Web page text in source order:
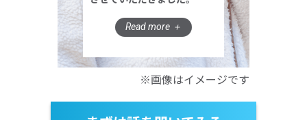
※画像はイメージです